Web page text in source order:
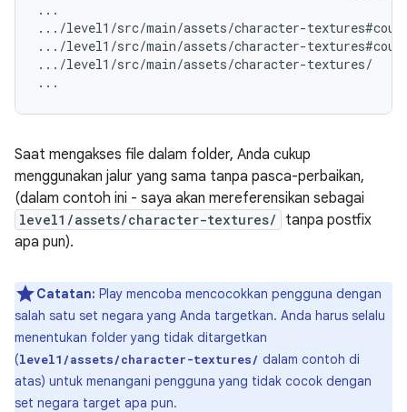
...
.../level1/src/main/assets/character-
.../level1/src/main/assets/character-
.../level1/src/main/assets/character-textures/
Saat mengakses file dalam folder, Anda cukup
menggunakan jalur yang sama tanpa pasca-perbaikan,
(dalam contoh ini - saya akan mereferensikan sebagai
level1/assets/character-textures/
tanpa postfix
apa pun).
Catatan: Play mencoba mencocokkan pengguna dengan
salah satu set negara yang Anda targetkan. Anda harus selalu
menentukan folder yang tidak ditargetkan
(level1/assets/character-textures/ dalam contoh di
atas) untuk menangani pengguna yang tidak cocok dengan
set negara target apa pun.